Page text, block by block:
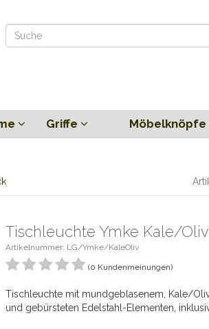
Griffe Möbelknöpfe
Tischleuchte Ymke Kale/Oliv
Artikelnummer: LG/Ymke/KaleOliv
(0 Kundenmeinungen)
Tischleuchte mit mundgeblasenem, Kale/
und gebürsteten Edelstahl-Elementen,